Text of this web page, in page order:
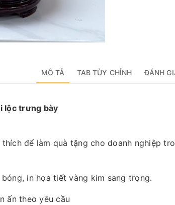
MÔ TẢ TAB TÙY CHỈNH ĐÁNH
lộc trưng bày
để làm quà tặng cho doanh nghiệp
in họa tiết vàng kim sang trọng.
ấn theo yêu cầu